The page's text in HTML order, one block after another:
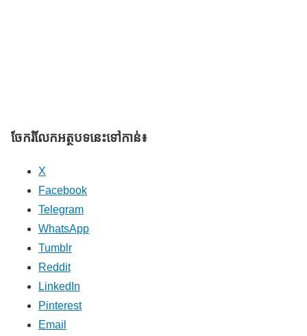
ចែករំលែក​អត្ថបទនេះទៅកាន់៖
X
Facebook
Telegram
WhatsApp
Tumblr
Reddit
LinkedIn
Pinterest
Email